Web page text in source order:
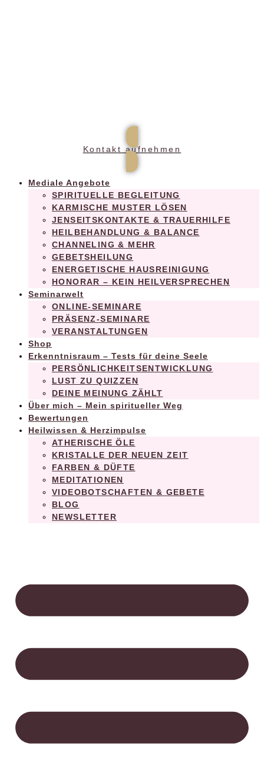
Kontakt aufnehmen
Mediale Angebote
SPIRITUELLE BEGLEITUNG
KARMISCHE MUSTER LÖSEN
JENSEITSKONTAKTE & TRAUERHILFE
HEILBEHANDLUNG & BALANCE
CHANNELING & MEHR
GEBETSHEILUNG
ENERGETISCHE HAUSREINIGUNG
HONORAR – KEIN HEILVERSPRECHEN
Seminarwelt
ONLINE-SEMINARE
PRÄSENZ-SEMINARE
VERANSTALTUNGEN
Shop
Erkenntnisraum – Tests für deine Seele
PERSÖNLICHKEITSENTWICKLUNG
LUST ZU QUIZZEN
DEINE MEINUNG ZÄHLT
Über mich – Mein spiritueller Weg
Bewertungen
Heilwissen & Herzimpulse
ATHERISCHE ÖLE
KRISTALLE DER NEUEN ZEIT
FARBEN & DÜFTE
MEDITATIONEN
VIDEOBOTSCHAFTEN & GEBETE
BLOG
NEWSLETTER